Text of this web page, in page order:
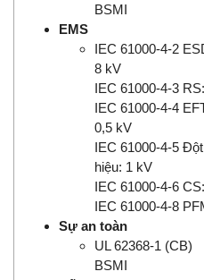
BSMI
EMS
IEC 61000-4-2
8 kV
IEC 61000-4-3
IEC 61000-4-4
0,5 kV
IEC 61000-4-5
hiệu: 1 kV
IEC 61000-4-6
IEC 61000-4-8
Sự an toàn
UL 62368-1 (CB)
BSMI